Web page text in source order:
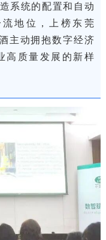
系统的配置和自动
地位，上榜东莞
主动拥抱数字经济
高质量发展的新样